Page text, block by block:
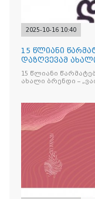
2025-10-16 10:40
15 წლიანი
დაზღვევამ
წარადგინა
15 წლიანი